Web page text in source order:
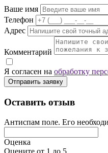
Ваше имя
Телефон
Адрес
Комментарий
Я согласен на обработку
Отправить заявку
Оставить отзыв
Антиспам поле. Его
Оценка
Оцените от 1 до 5